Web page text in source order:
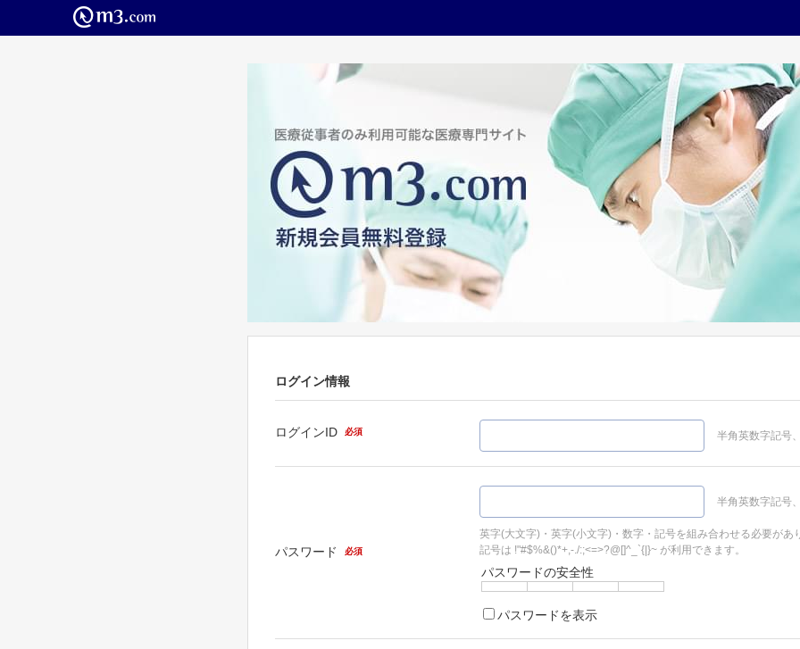
ログイン情報
ログインID 必須 半角英数字記号
パスワード 必須
半角英数字記号
英字(大文字)・英字(小文字)・数字・記号を組み合わせる必要があ
記号は !"#$%&()*+,-./:;<=>?@[]^_`{|}~ が利用できます。
パスワードの安全性
パスワードを表示